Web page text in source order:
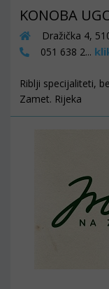
KONOBA
Dražička 4,
051 638 2...
Riblji specijaliteti,
Zamet. Rijeka